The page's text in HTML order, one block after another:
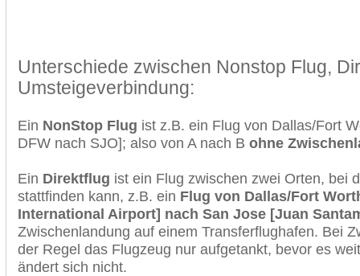
Unterschiede zwischen Nonstop Flug,
Umsteigeverbindung:
Ein NonStop Flug ist z.B. ein Flug von Dallas/Fort
DFW nach SJO]; also von A nach B ohne
Ein Direktflug ist ein Flug zwischen zwei Orten, bei
stattfinden kann, z.B. ein Flug von Dallas/Fort
International Airport] nach San Jose [Juan
Zwischenlandung auf einem Transferflughafen. Bei
der Regel das Flugzeug nur aufgetankt, bevor es
ändert sich nicht.